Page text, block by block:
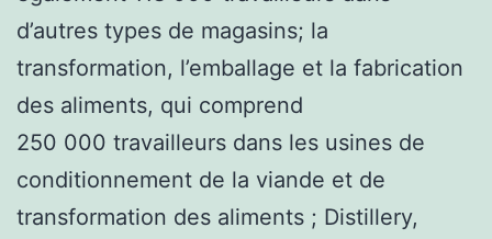
d’autres types de magasins; la
transformation, l’emballage et la fabrication
des aliments, qui comprend
250 000 travailleurs dans les usines de
conditionnement de la viande et de
transformation des aliments ; Distillery,